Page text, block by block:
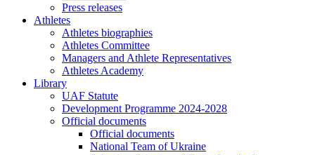
Press releases
Athletes
Athletes biographies
Athletes Committee
Managers and Athlete Representatives
Athletes Academy
Library
UAF Statute
Development Programme 2024-2028
Official documents
Official documents
National Team of Ukraine